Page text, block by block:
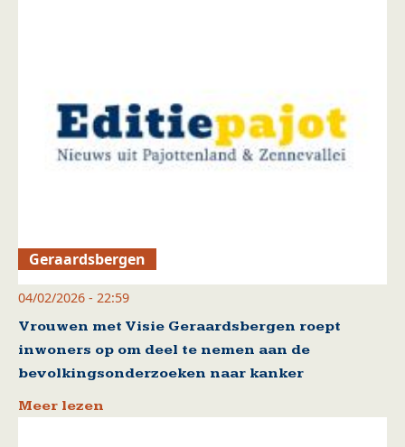
Geraardsbergen
04/02/2026 - 22:59
Vrouwen met Visie Geraardsbergen roept
inwoners op om deel te nemen aan de
bevolkingsonderzoeken naar kanker
Meer lezen